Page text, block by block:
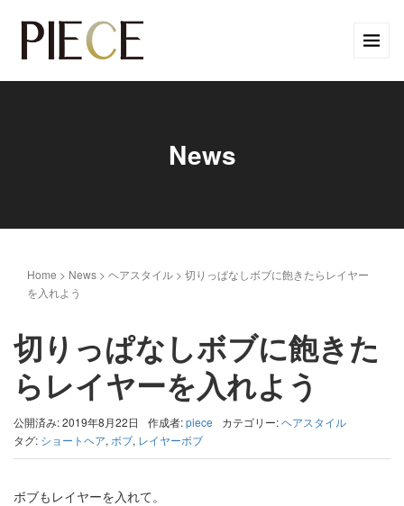
News
Home > News > ヘアスタイル > 切りっぱなしボブに飽きたらレイヤー
を入れよう
切りっぱなしボブに飽きた
らレイヤーを入れよう
公開済み: 2019年8月22日 作成者:piece カテゴリー:ヘアスタイル
タグ: ショートヘア, ボブ, レイヤーボブ
ボブもレイヤーを入れて。